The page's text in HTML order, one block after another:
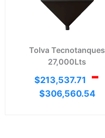
Tolva Tecnotanques
27,000Lts
$213,537.71 -
$306,560.54